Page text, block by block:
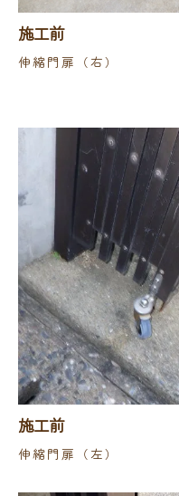
施工前
伸縮門扉（右）
施工前
伸縮門扉（左）